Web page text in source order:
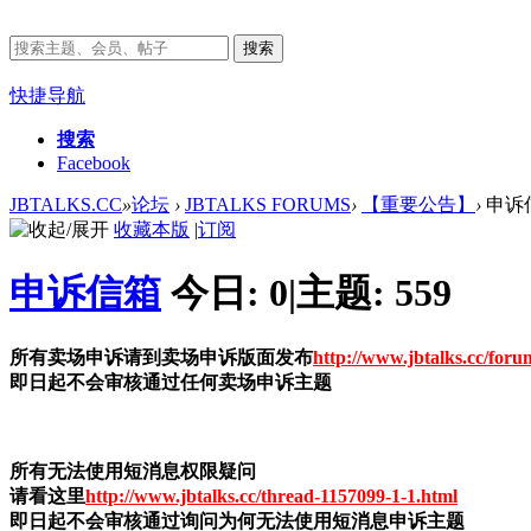
搜索
快捷导航
搜索
Facebook
JBTALKS.CC»论坛 › JBTALKS FORUMS› 【重要公告】 › 申诉
收藏本版 |订阅
申诉信箱 今日: 0|主题: 559
所有卖场申诉请到卖场申诉版面发布http://www.jbtalks.cc/
即日起不会审核通过任何卖场申诉主题
所有无法使用短消息权限疑问
请看这里http://www.jbtalks.cc/thread-1157099-1-1.html
即日起不会审核通过询问为何无法使用短消息申诉主题